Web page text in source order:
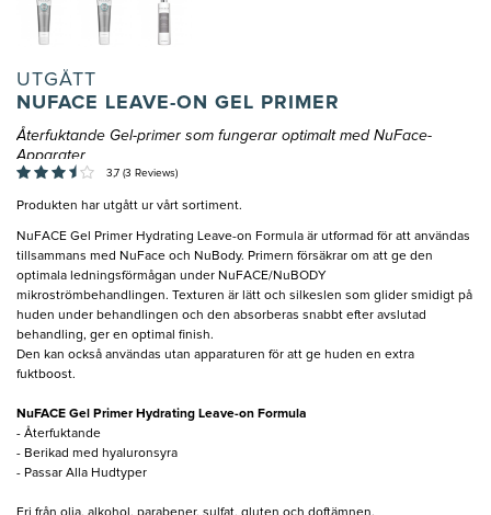
UTGÅTT
NUFACE LEAVE-ON GEL PRIMER
Återfuktande Gel-primer som fungerar optimalt med NuFace-
Apparater
3,7 (3 Reviews)
Produkten har utgått ur vårt sortiment.
NuFACE Gel Primer Hydrating Leave-on Formula är utformad för att användas
tillsammans med NuFace och NuBody. Primern försäkrar om att ge den
optimala ledningsförmågan under NuFACE/NuBODY
mikroströmbehandlingen. Texturen är lätt och silkeslen som glider smidigt på
huden under behandlingen och den absorberas snabbt efter avslutad
behandling, ger en optimal finish.
Den kan också användas utan apparaturen för att ge huden en extra
fuktboost.
NuFACE Gel Primer Hydrating Leave-on Formula
- Återfuktande
- Berikad med hyaluronsyra
- Passar Alla Hudtyper